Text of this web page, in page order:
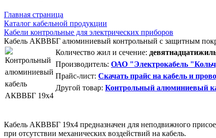
Главная страница
Каталог кабельной продукции
Кабели контрольные для электрических приборов
Кабель АКВВБГ алюминиевый контрольный с защитным
Количество жил и сечение:
Производитель: ОАО "Электрокабель
Прайс-лист: Скачать прайс на кабель и
Другой товар: Контрольный алюминиевый
Кабель АКВВБГ 19х4 предназначен для неподвижного
при отсутствии механических воздействий на кабель.